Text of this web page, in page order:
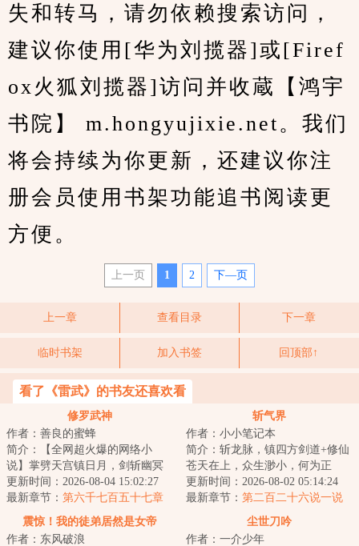
失和转马，请勿依赖搜索访问，
建议你使用[华为刘揽器]或[Firef
ox火狐刘揽器]访问并收蔵【鸿宇
书院】 m.hongyujixie.net。我们
将会持续为你更新，还建议你注
册会员使用书架功能追书阅读更
方便。
上一页 1 2 下—页
上一章 查看目录 下一章
临时书架 加入书签 回顶部↑
看了《雷武》的书友还喜欢看
修罗武神
作者：善良的蜜蜂
简介：【全网超火爆的网络小
说】掌劈天宫镇日月，剑斩幽冥
踏九霄，世间凡人万万亿，修罗
成神我最狂！本天...
更新时间：2026-08-04 15:02:27
最新章节： 第六千七百五十七章
你这是抢我？
斩气界
作者：小小笔记本
简介：斩龙脉，镇四方剑道+修仙
苍天在上，众生渺小，何为正
义！何为挫折！何为磨难！不过
是浮云吧！仇恨...
更新时间：2026-08-02 05:14:24
最新章节： 第二百二十六说一说
震惊！我的徒弟居然是女帝
作者：东风破浪
尘世刀吟
作者：一介少年